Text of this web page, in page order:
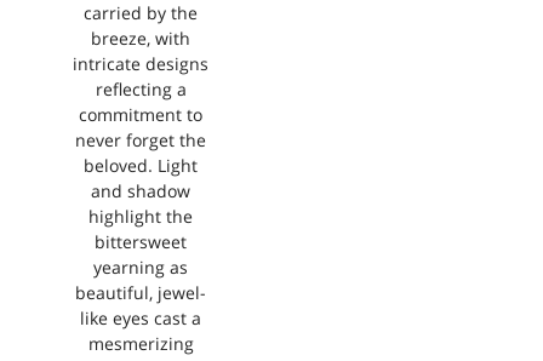
carried by the
breeze, with
intricate designs
reflecting a
commitment to
never forget the
beloved. Light
and shadow
highlight the
bittersweet
yearning as
beautiful, jewel-
like eyes cast a
mesmerizing